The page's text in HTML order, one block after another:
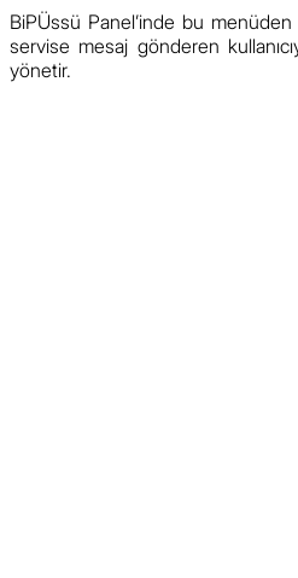
BiPÜssü Panel’inde bu
servise mesaj gönderen
yönetir.